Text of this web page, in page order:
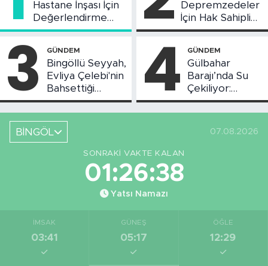
Hastane İnşası İçin
Değerlendirme
Toplantısı Yapıldı
Depremzedeler
İçin Hak Sahipliği
Askı Süreci
3 GÜNDEM
Bingöllü Seyyah,
Evliya Çelebi'nin
Bahsettiği
Bingöl'deki O
Yeri Görüntüledi
4 GÜNDEM
Gülbahar
Barajı’nda Su
Çekiliyor:
Piknikçi Sayısı
Azaldı
BİNGÖL
07.08.2026
SONRAKI VAKTE KALAN
01:26:37
Yatsı Namazı
İMSAK
03:41
GÜNEŞ
05:17
ÖĞLE
12:29